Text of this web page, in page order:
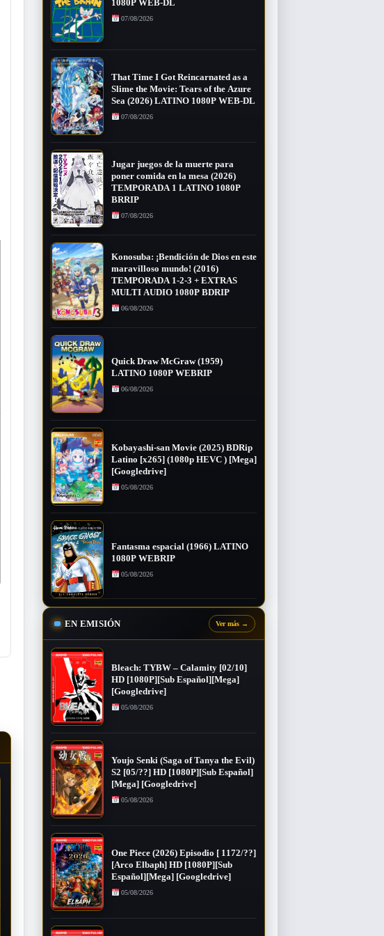
1080P WEB-DL
07/08/2026
That Time I Got Reincarnated as a
Slime the Movie: Tears of the Azure
Sea (2026) LATINO 1080P WEB-DL
07/08/2026
Jugar juegos de la muerte para
poner comida en la mesa (2026)
TEMPORADA 1 LATINO 1080P
BRRIP
07/08/2026
Konosuba: ¡Bendición de Dios en este
maravilloso mundo! (2016)
TEMPORADA 1-2-3 + EXTRAS
MULTI AUDIO 1080P BDRIP
06/08/2026
Quick Draw McGraw (1959)
LATINO 1080P WEBRIP
06/08/2026
Kobayashi-san Movie (2025) BDRip
Latino [x265] (1080p HEVC ) [Mega]
[Googledrive]
05/08/2026
Fantasma espacial (1966) LATINO
1080P WEBRIP
05/08/2026
EN EMISIÓN Ver más →
Bleach: TYBW – Calamity [02/10]
HD [1080P][Sub Español][Mega]
[Googledrive]
05/08/2026
Youjo Senki (Saga of Tanya the Evil)
S2 [05/??] HD [1080P][Sub Español]
[Mega] [Googledrive]
05/08/2026
One Piece (2026) Episodio [ 1172/??]
[Arco Elbaph] HD [1080P][Sub
Español][Mega] [Googledrive]
05/08/2026